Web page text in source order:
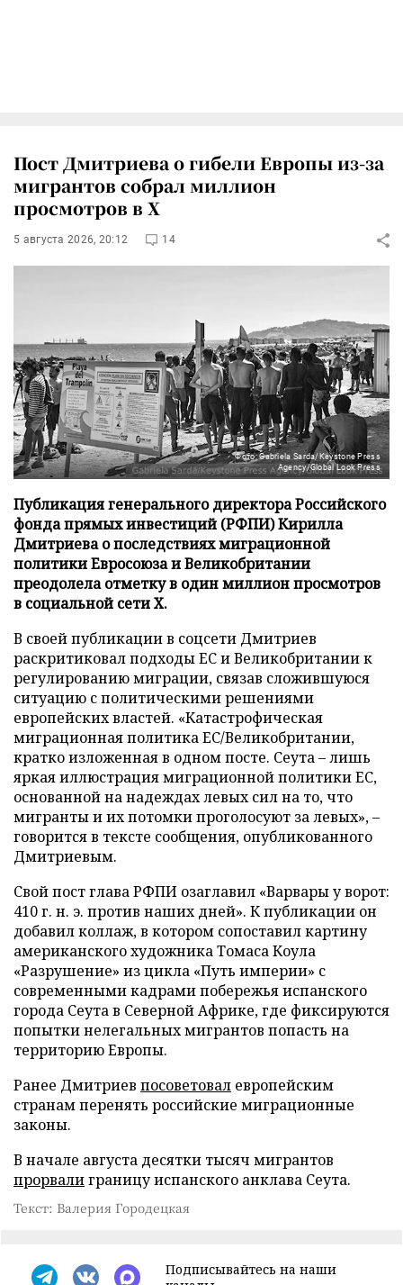
Пост Дмитриева о гибели Европы из-за
мигрантов собрал миллион
просмотров в X
5 августа 2026, 20:12 14
Фото: Gabriela Sarda/Keystone Press
Agency/Global Look Press
Публикация генерального директора Российского
фонда прямых инвестиций (РФПИ) Кирилла
Дмитриева о последствиях миграционной
политики Евросоюза и Великобритании
преодолела отметку в один миллион просмотров
в социальной сети X.
В своей публикации в соцсети Дмитриев
раскритиковал подходы ЕС и Великобритании к
регулированию миграции, связав сложившуюся
ситуацию с политическими решениями
европейских властей. «Катастрофическая
миграционная политика ЕС/Великобритании,
кратко изложенная в одном посте. Сеута – лишь
яркая иллюстрация миграционной политики ЕС,
основанной на надеждах левых сил на то, что
мигранты и их потомки проголосуют за левых», –
говорится в тексте сообщения, опубликованного
Дмитриевым.
Свой пост глава РФПИ озаглавил «Варвары у ворот:
410 г. н. э. против наших дней». К публикации он
добавил коллаж, в котором сопоставил картину
американского художника Томаса Коула
«Разрушение» из цикла «Путь империи» с
современными кадрами побережья испанского
города Сеута в Северной Африке, где фиксируются
попытки нелегальных мигрантов попасть на
территорию Европы.
Ранее Дмитриев посоветовал европейским
странам перенять российские миграционные
законы.
В начале августа десятки тысяч мигрантов
прорвалиграницу испанского анклава Сеута.
Текст: Валерия Городецкая
Подписывайтесь на наши